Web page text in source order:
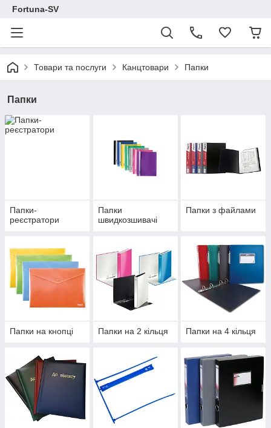
Fortuna-SV
Товари та послуги Канцтовари Папки
Папки
Папки-
реєстратори
Папки
швидкозшивачі
Папки з файлами
Папки на кнопці Папки на 2 кільця Папки на 4 кільця